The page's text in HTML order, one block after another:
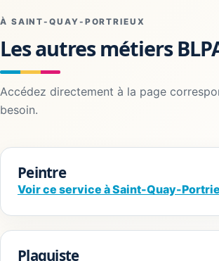
À SAINT-QUAY-PORTRIEUX
Les autres métiers
Accédez directement à la page
besoin.
Peintre
Voir ce service à Saint-Quay-
Plaquiste